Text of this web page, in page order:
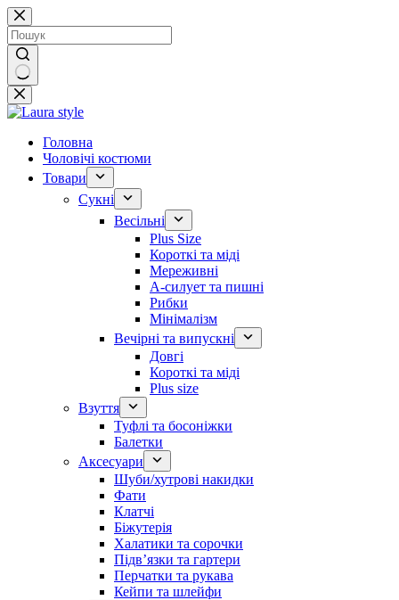
Перейти
до
вмісту
Немає
результатів
Головна
Чоловічі костюми
Товари
Сукні
Весільні
Plus Size
Короткі та міді
Мереживні
А-силует та пишні
Рибки
Мінімалізм
Вечірні та випускні
Довгі
Короткі та міді
Plus size
Взуття
Туфлі та босоніжки
Балетки
Аксесуари
Шуби/хутрові накидки
Фати
Клатчі
Біжутерія
Халатики та сорочки
Підвʼязки та гартери
Перчатки та рукава
Кейпи та шлейфи